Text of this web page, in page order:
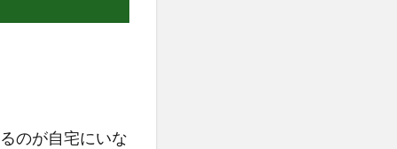
のが自宅にいな